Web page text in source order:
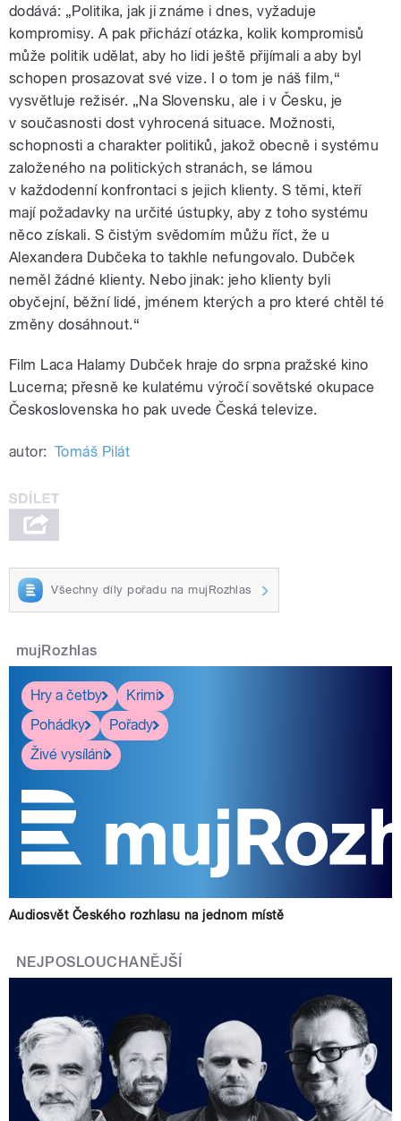
dodává: „Politika, jak ji známe i dnes, vyžaduje
kompromisy. A pak přichází otázka, kolik kompromisů
může politik udělat, aby ho lidi ještě přijímali a aby byl
schopen prosazovat své vize. I o tom je náš film,“
vysvětluje režisér. „Na Slovensku, ale i v Česku, je
v současnosti dost vyhrocená situace. Možnosti,
schopnosti a charakter politiků, jakož obecně i systému
založeného na politických stranách, se lámou
v každodenní konfrontaci s jejich klienty. S těmi, kteří
mají požadavky na určité ústupky, aby z toho systému
něco získali. S čistým svědomím můžu říct, že u
Alexandera Dubčeka to takhle nefungovalo. Dubček
neměl žádné klienty. Nebo jinak: jeho klienty byli
obyčejní, běžní lidé, jménem kterých a pro které chtěl té
změny dosáhnout.“
Film Laca Halamy Dubček hraje do srpna pražské kino
Lucerna; přesně ke kulatému výročí sovětské okupace
Československa ho pak uvede Česká televize.
autor: Tomáš Pilát
Všechny díly pořadu na mujRozhlas
mujRozhlas
Hry a četby
Krimi
Pohádky
Pořady
Živé vysílání
Audiosvět Českého rozhlasu na jednom místě
NEJPOSLOUCHANĚJŠÍ